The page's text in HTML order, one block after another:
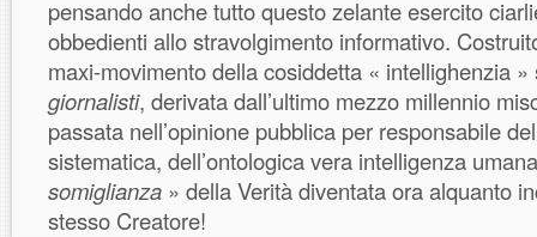
pensando anche tutto questo zelante esercito
obbedienti allo stravolgimento informativo.
maxi-movimento della cosiddetta « intellighenzia
giornalisti, derivata dall’ultimo mezzo millennio
passata nell’opinione pubblica per responsabile
sistematica, dell’ontologica vera intelligenza
somiglianza » della Verità diventata ora alquanto
stesso Creatore!